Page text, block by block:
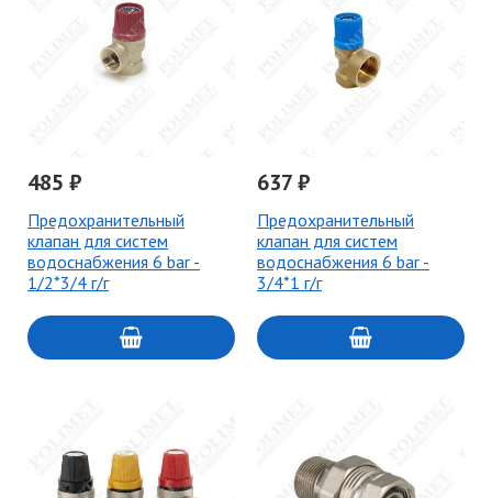
485 ₽
Предохранительный
клапан для систем
водоснабжения 6 bar -
1/2*3/4 г/г
637 ₽
Предохранительный
клапан для систем
водоснабжения 6 bar -
3/4*1 г/г